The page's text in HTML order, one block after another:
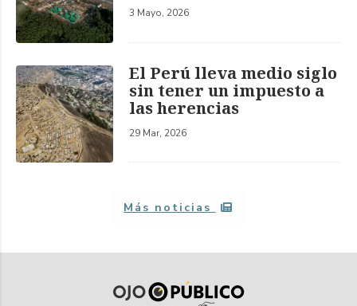
3 Mayo, 2026
El Perú lleva medio siglo
sin tener un impuesto a
las herencias
29 Mar, 2026
Más noticias